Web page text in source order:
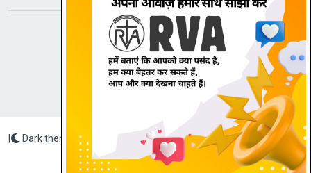
STAY CONNECTED WITH US!
Radio Veritas Asia © 2022
Dark theme